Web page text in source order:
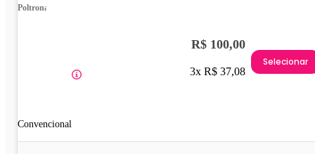
Poltrona
Convencional
R$ 100,00
3x R$ 37,08
Selecionar